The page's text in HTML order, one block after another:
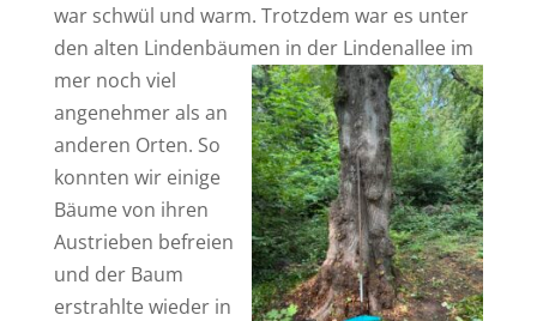
war schwül und warm. Trotzdem war es unter
den alten Lindenbäumen in der Lindenallee im
mer noch viel
angenehmer als an
anderen Orten. So
konnten wir einige
Bäume von ihren
Austrieben befreien
und der Baum
erstrahlte wieder in